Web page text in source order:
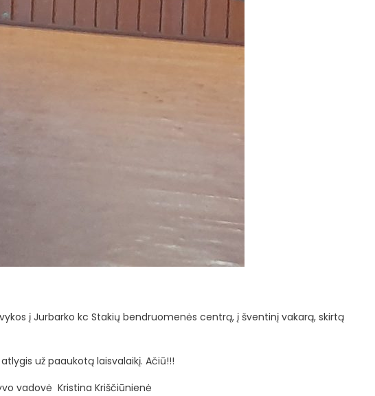
į Jurbarko kc Stakių bendruomenės centrą, į šventinį vakarą, skirtą
už paaukotą laisvalaikį. Ačiū!!!
vadovė Kristina Kriščiūnienė